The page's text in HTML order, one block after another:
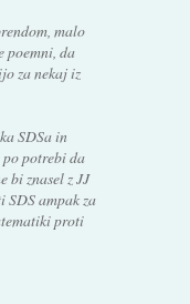
malo
poemni, da
za nekaj iz
SDSa in
potrebi da
bi znasel z JJ
ampak za
proti